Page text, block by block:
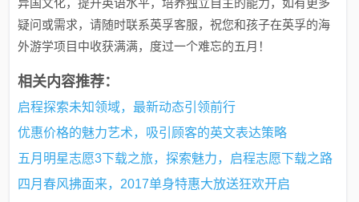
异国文化，提升英语水平，培养独立自主的能力，如有更多
疑问或需求，请随时联系英孚客服，祝您和孩子在英孚的海
外游学项目中收获满满，度过一个难忘的五月！
相关内容推荐：
启程探索未知领域，最新动态引领前行
优惠价格的魅力艺术，吸引顾客的英文表达策略
五月明星志愿3下载之旅，探索魅力，启程志愿下载之路
四月春风拂面来，2017单身特惠大放送狂欢开启